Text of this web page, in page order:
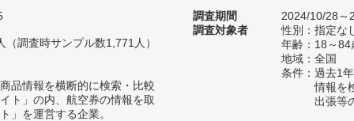
（調査時サンプル数1,771人）
品情報を横断的に検索・比較
ト」の内、航空券の情報を取
」を運営する企業。
調査期間
2024/10/28～
調査対象者
性別：指定な
年齢：18～84
地域：全国
条件：過去1
情報を
出張等